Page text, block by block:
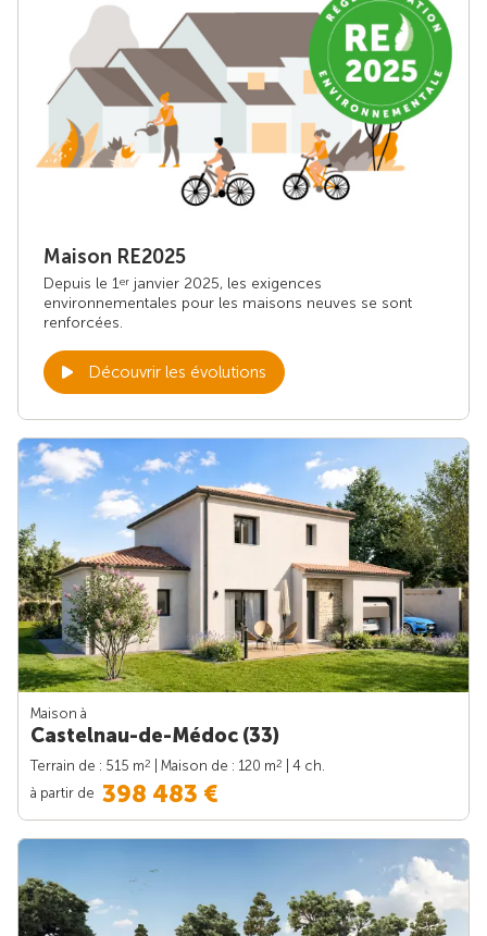
Maison RE2025
Depuis le 1er janvier 2025, les exigences
environnementales pour les maisons neuves se sont
renforcées.
Découvrir les évolutions
Maison à
Castelnau-de-Médoc (33)
Terrain de : 515 m2 | Maison de : 120 m2
| 4 ch.
à partir de 398 483 €